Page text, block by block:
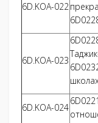
6D.KOA-022
6D.KOA-023
6D.KOA-024